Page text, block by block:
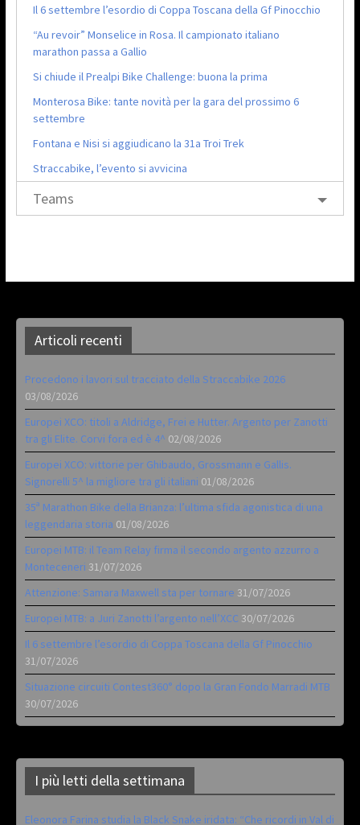
Il 6 settembre l’esordio di Coppa Toscana della Gf Pinocchio
“Au revoir” Monselice in Rosa. Il campionato italiano
marathon passa a Gallio
Si chiude il Prealpi Bike Challenge: buona la prima
Monterosa Bike: tante novità per la gara del prossimo 6
settembre
Fontana e Nisi si aggiudicano la 31a Troi Trek
Straccabike, l’evento si avvicina
Teams
Articoli recenti
Procedono i lavori sul tracciato della Straccabike 2026
03/08/2026
Europei XCO: titoli a Aldridge, Frei e Hutter. Argento per Zanotti
tra gli Elite. Corvi fora ed è 4^ 02/08/2026
Europei XCO: vittorie per Ghibaudo, Grossmann e Gallis.
Signorelli 5^ la migliore tra gli italiani 01/08/2026
35ª Marathon Bike della Brianza: l’ultima sfida agonistica di una
leggendaria storia 01/08/2026
Europei MTB: il Team Relay firma il secondo argento azzurro a
Monteceneri 31/07/2026
Attenzione: Samara Maxwell sta per tornare 31/07/2026
Europei MTB: a Juri Zanotti l’argento nell’XCC 30/07/2026
Il 6 settembre l’esordio di Coppa Toscana della Gf Pinocchio
31/07/2026
Situazione circuiti Contest360° dopo la Gran Fondo Marradi MTB
30/07/2026
I più letti della settimana
Eleonora Farina studia la Black Snake iridata: “Che ricordi in Val di